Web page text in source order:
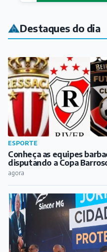
Destaques do dia
ESPORTE
Conheça as equipes
disputando a Copa
agora